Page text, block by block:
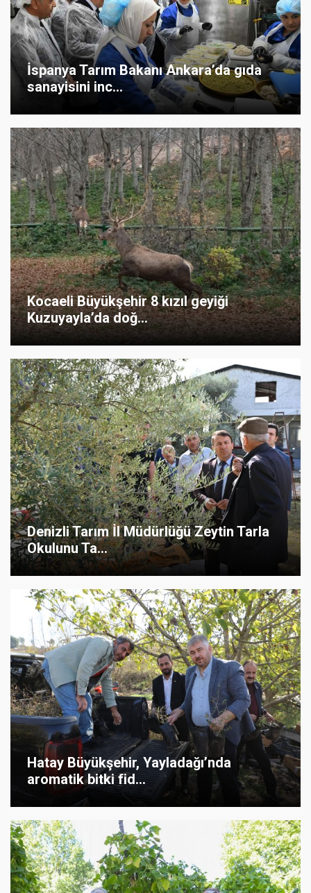
İspanya Tarım Bakanı Ankara’da gıda
sanayisini inc...
Kocaeli Büyükşehir 8 kızıl geyiği
Kuzuyayla’da doğ...
Denizli Tarım İl Müdürlüğü Zeytin Tarla
Okulunu Ta...
Hatay Büyükşehir, Yayladağı’nda
aromatik bitki fid...